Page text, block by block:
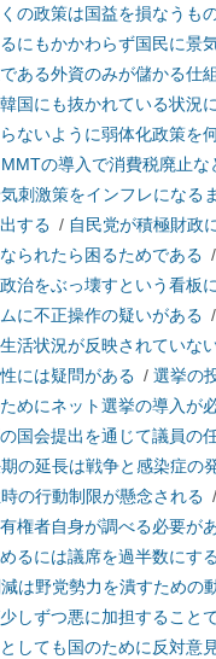
の政策は国益を損なうも
にもかかわらず国民に景
ある外資のみが儲かる仕
国にも抜かれている状況
ないように弱体化政策を
の導入で消費税廃止な
刺激策をインフレになる
する / 自民党が積極財政
られたら困るためである /
治をぶっ壊すという看板
に不正操作の疑いがある /
活状況が反映されていな
には疑問がある / 選挙の
めにネット選挙の導入が
国会提出を通じて議員の
の延長は戦争と感染症の
の行動制限が懸念される /
権者自身が調べる必要が
るには議席を過半数にす
は野党勢力を潰すための
しずつ悪に加担すること
しても国のために反対意